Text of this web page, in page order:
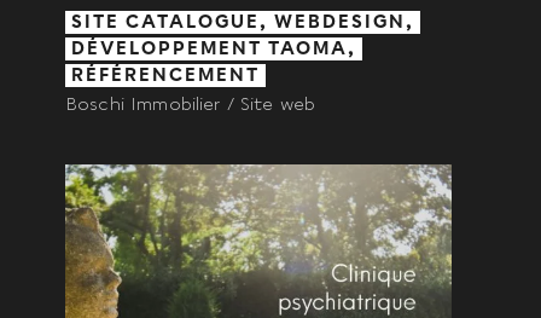
SITE CATALOGUE, WEBDESIGN,
DÉVELOPPEMENT TAOMA,
RÉFÉRENCEMENT
Boschi Immobilier / Site web